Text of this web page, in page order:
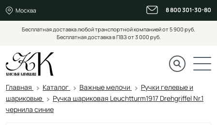
Москва 8 800 301-30-80
Бесплатная доставка любой транспортной компанией от 5 900 руб.
Бесплатная доставка в ПВЗ от 3 000 руб.
Главная Каталог Важные мелочи
Ручки гелевые и
шариковые
Ручка шариковая Leuchtturm1917 Drehgriffel Nr.1
чернила синие